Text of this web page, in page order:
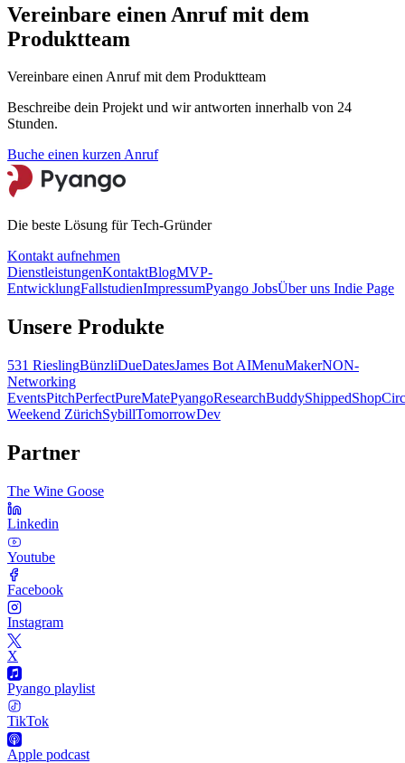
Vereinbare einen Anruf mit dem
Produktteam
Vereinbare einen Anruf mit dem Produktteam
Beschreibe dein Projekt und wir antworten innerhalb von 24
Stunden.
Buche einen kurzen Anruf
Die beste Lösung für Tech-Gründer
Kontakt aufnehmen
DienstleistungenKontaktBlogMVP-
EntwicklungFallstudienImpressumPyango JobsÜber uns Indie Page
Unsere Produkte
531 RieslingBünzliDueDatesJames Bot AIMenuMakerNON-
Networking
EventsPitchPerfectPureMatePyangoResearchBuddyShipped
Weekend ZürichSybillTomorrowDev
Partner
The Wine Goose
Linkedin
Youtube
Facebook
Instagram
X
Pyango playlist
TikTok
Apple podcast